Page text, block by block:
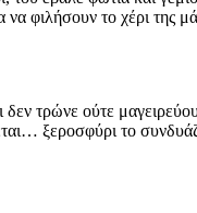
φιλήσουν το χέρι
τρώνε ούτε
ξεροσφύρι το